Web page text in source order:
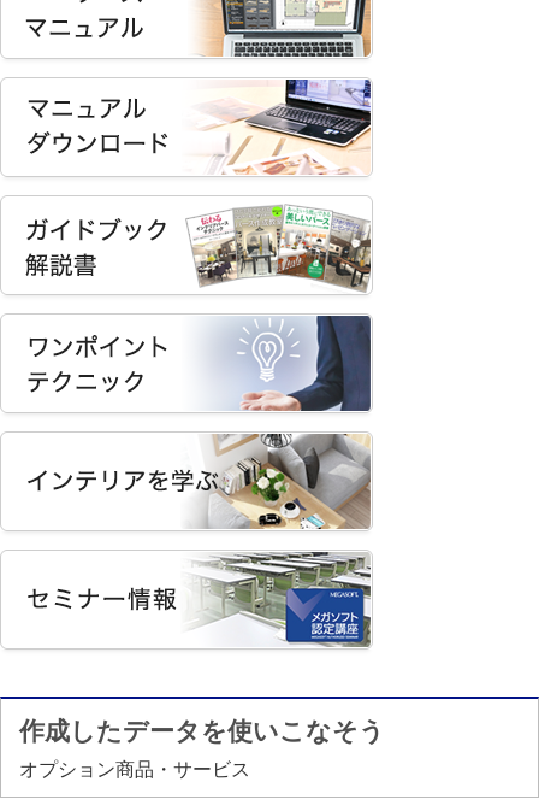
作成したデータを使いこなそう
オプション商品・サービス